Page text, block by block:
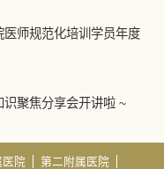
师规范化培训学员年度
识聚焦分享会开讲啦 ~
医院
第二附属医院